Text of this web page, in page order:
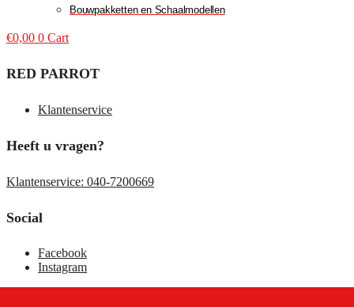
Bouwpakketten en Schaalmodellen
€0,00 0 Cart
RED PARROT
Klantenservice
Heeft u vragen?
Klantenservice: 040-7200669
Social
Facebook
Instagram